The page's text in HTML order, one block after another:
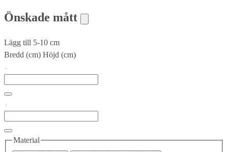
Önskade mått
Lägg till 5-10 cm
Bredd (cm) Höjd (cm)
Material